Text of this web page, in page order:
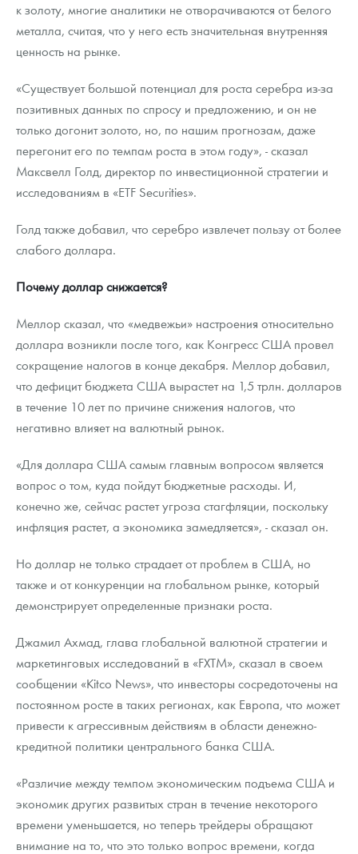
к золоту, многие аналитики не отворачиваются от белого
металла, считая, что у него есть значительная внутренняя
ценность на рынке.
«Существует большой потенциал для роста серебра из-за
позитивных данных по спросу и предложению, и он не
только догонит золото, но, по нашим прогнозам, даже
перегонит его по темпам роста в этом году», - сказал
Максвелл Голд, директор по инвестиционной стратегии и
исследованиям в «ETF Securities».
Голд также добавил, что серебро извлечет пользу от более
слабого доллара.
Почему доллар снижается?
Меллор сказал, что «медвежьи» настроения относительно
доллара возникли после того, как Конгресс США провел
сокращение налогов в конце декабря. Меллор добавил,
что дефицит бюджета США вырастет на 1,5 трлн. долларов
в течение 10 лет по причине снижения налогов, что
негативно влияет на валютный рынок.
«Для доллара США самым главным вопросом является
вопрос о том, куда пойдут бюджетные расходы. И,
конечно же, сейчас растет угроза стагфляции, поскольку
инфляция растет, а экономика замедляется», - сказал он.
Но доллар не только страдает от проблем в США, но
также и от конкуренции на глобальном рынке, который
демонстрирует определенные признаки роста.
Джамил Ахмад, глава глобальной валютной стратегии и
маркетинговых исследований в «FXTM», сказал в своем
сообщении «Kitco News», что инвесторы сосредоточены на
постоянном росте в таких регионах, как Европа, что может
привести к агрессивным действиям в области денежно-
кредитной политики центрального банка США.
«Различие между темпом экономическим подъема США и
экономик других развитых стран в течение некоторого
времени уменьшается, но теперь трейдеры обращают
внимание на то, что это только вопрос времени, когда